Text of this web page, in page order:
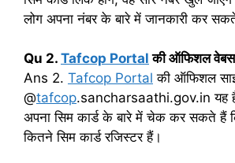
लोग अपना नंबर के बारे में जानकारी कर
Qu 2. Tafcop Portal की ऑफिशल
Ans 2. Tafcop Portal की ऑफिशल
@tafcop.sancharsaathi.gov.in यह
अपना सिम कार्ड के बारे में चेक कर सकते हैं
कितने सिम कार्ड रजिस्टर हैं।